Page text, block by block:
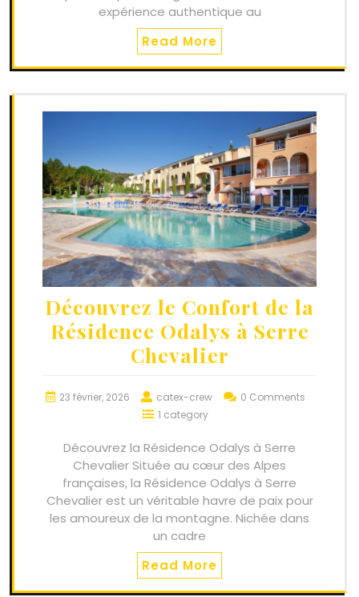
expérience authentique au
Read More
Découvrez le Confort de la
Résidence Odalys à Serre
Chevalier
23 février, 2026 catex-crew
0 Comments
1 category
Découvrez la Résidence Odalys à Serre
Chevalier Située au cœur des Alpes
françaises, la Résidence Odalys à Serre
Chevalier est un véritable havre de paix pour
les amoureux de la montagne. Nichée dans
un cadre
Read More